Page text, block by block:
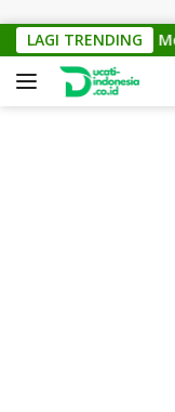
LAGI TRENDING
KTM Cross 150: